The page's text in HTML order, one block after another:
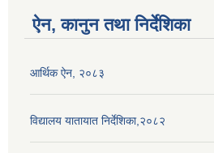
ऐन, कानुन तथा निर्देशिका
आर्थिक ऐन, २०८३
विद्यालय यातायात निर्देशिका,२०८२